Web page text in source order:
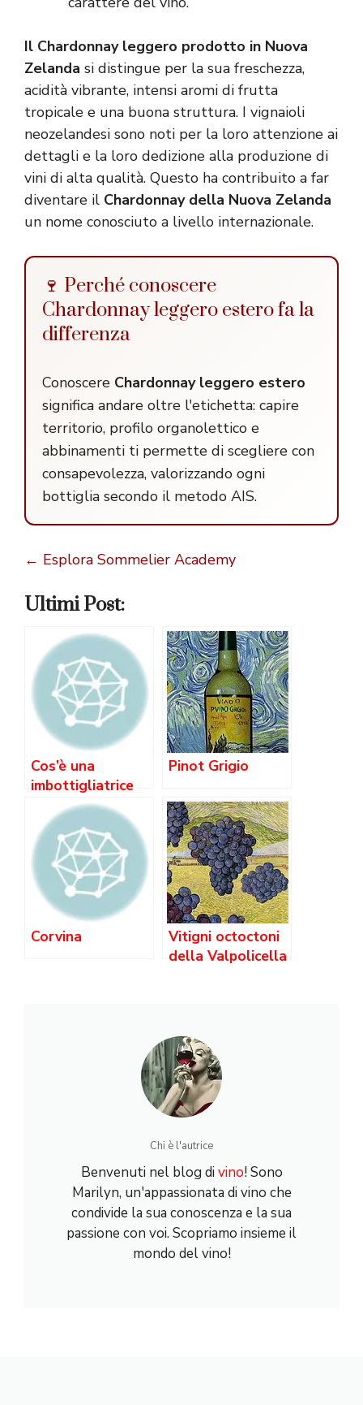
Il Chardonnay leggero prodotto in Nuova
Zelanda si distingue per la sua freschezza,
acidità vibrante, intensi aromi di frutta
tropicale e una buona struttura. I vignaioli
neozelandesi sono noti per la loro attenzione ai
dettagli e la loro dedizione alla produzione di
vini di alta qualità. Questo ha contribuito a far
diventare il Chardonnay della Nuova Zelanda
un nome conosciuto a livello internazionale.
🍷 Perché conoscere
Chardonnay leggero estero fa la
differenza
Conoscere Chardonnay leggero estero
significa andare oltre l'etichetta: capire
territorio, profilo organolettico e
abbinamenti ti permette di scegliere con
consapevolezza, valorizzando ogni
bottiglia secondo il metodo AIS.
← Esplora Sommelier Academy
Ultimi Post:
Cos’è una
imbottigliatrice
ed a cosa serve in
cantina?
Pinot Grigio
Corvina
Vitigni octoctoni
della Valpolicella
Chi è l'autrice
Benvenuti nel blog divino! Sono
Marilyn, un'appassionata di vino che
condivide la sua conoscenza e la sua
passione con voi. Scopriamo insieme il
mondo del vino!